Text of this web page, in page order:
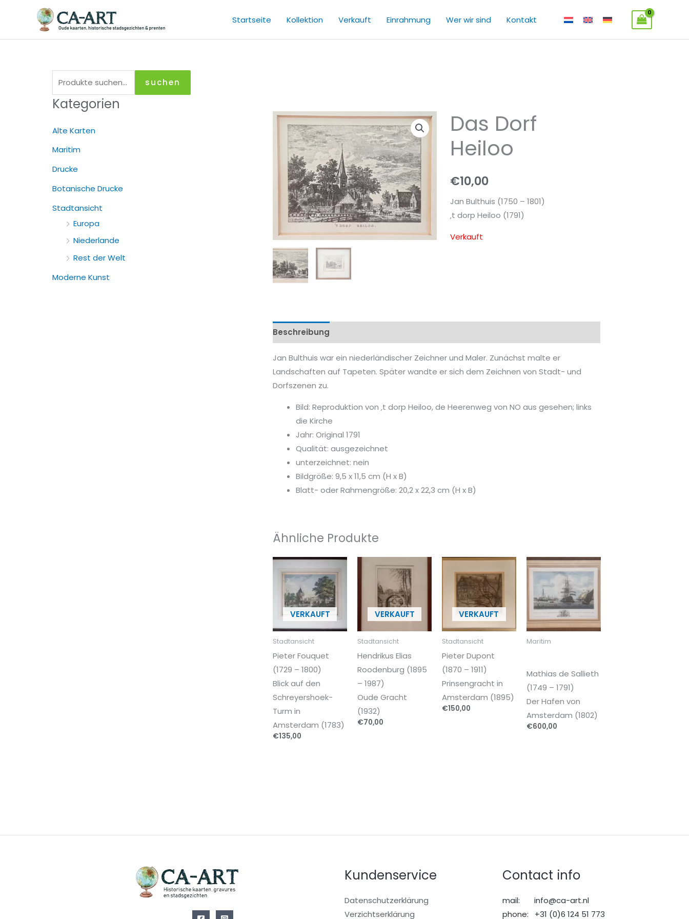
Startseite Kollektion Verkauft Einrahmung Wer wir sind Kontakt
u
c
n
a
c
suchen
Kategorien
Alte Karten
Maritim
Drucke
Botanische Drucke
Stadtansicht
Europa
Niederlande
Rest der Welt
Moderne Kunst
Das Dorf
Heiloo
€10,00
Jan Bulthuis (1750 – 1801)
‚t dorp Heiloo (1791)
Verkauft
Beschreibung
Jan Bulthuis war ein niederländischer Zeichner und Maler. Zunächst malte er
Landschaften auf Tapeten. Später wandte er sich dem Zeichnen von Stadt- und
Dorfszenen zu.
Bild: Reproduktion von ‚t dorp Heiloo, de Heerenweg von NO aus gesehen; links
die Kirche
Jahr: Original 1791
Qualität: ausgezeichnet
unterzeichnet: nein
Bildgröße: 9,5 x 11,5 cm (H x B)
Blatt- oder Rahmengröße: 20,2 x 22,3 cm (H x B)
Ähnliche Produkte
Stadtansicht
Pieter Fouquet
(1729 – 1800)
Blick auf den
Schreyershoek-
Turm in
Amsterdam (1783)
€135,00
Stadtansicht
Hendrikus Elias
Roodenburg (1895
– 1987)
Oude Gracht
(1932)
€70,00
Stadtansicht
Pieter Dupont
(1870 – 1911)
Prinsengracht in
Amsterdam (1895)
€150,00
Maritim
Mathias de Sallieth
(1749 – 1791)
Der Hafen von
Amsterdam (1802)
€600,00
Kundenservice
Datenschutzerklärung
Verzichtserklärung
Contact info
mail: info@ca-art.nl
phone: +31 (0)6 124 51 773